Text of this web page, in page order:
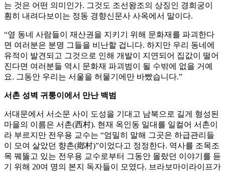
는 것은 어떤 의미인가. 그것도 조선왕조의 상징인 경희궁이
훤히 내려다보이는 정동 경향신문사 사옥에서 말이다.
“옆 동네 사람들이 재산권을 지키기 위해 문화재를 파괴한다
면 여러분은 분명 그들을 비난할 겁니다. 하지만 우리 동네에
유적이 발견되고 그것으로 인해 개발이 지연되어 집값이 떨어
진다면 여러분들 역시 문화재 파괴범이 될 수밖에 없을 거예
요. 그동안 우리는 서울을 허물기에만 바빴습니다.”
서촌 성벽 귀퉁이에서 만난 백범
서대문에서 서소문 사이 도성을 기대고 남북으로 길게 형성된
마을의 이름은 서촌(西村). 현재 옥인동 일대를 일컬어 서촌이
라 부르지만 전우용 교수는 “엄밀히 말해 그곳은 하급관리들
이 모여 살았던 향촌(鄕村)”이었다고 정정한다. 역사를 조목조
목 꿰뚫고 있는 전우용 교수로부터 그동안 몰랐던 이야기를 듣
기 위해 20여 명의 본지 독자들이 모였다. 브라보마이라이프가